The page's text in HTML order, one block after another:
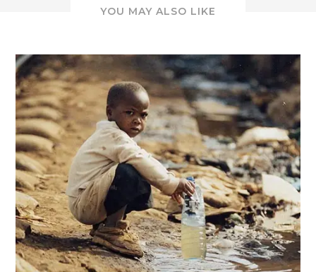
YOU MAY ALSO LIKE